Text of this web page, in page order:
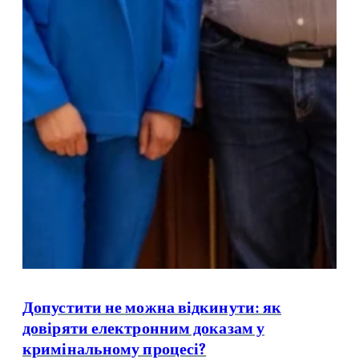
Допустити не можна відкинути: як
довіряти електронним доказам у
кримінальному процесі?